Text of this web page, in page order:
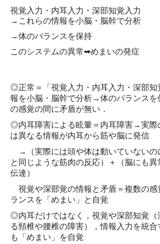
視覚入力・内耳入力・深部知覚入力
→これらの情報を小脳・脳幹で分析
→体のバランスを保持
このシステムの異常➡めまいの発症
◎正常＝「 視覚入力・内耳入力・深部
報を小脳・脳幹で分析→体のバランスを
の感覚の間に矛盾が無い．
◎内耳障害による眩暈＝内耳障害→実際
は異なる情報が内耳から筋や脳に発信
→（実際には頭や体は動いていないの
と同じような筋肉の反応）＋（ 脳にも
伝達）
視覚や深部覚の情報と 矛盾＝複数の
ランスを「めまい」と自覚
◎内耳だけではなく，視覚や深部知覚（
る頸椎や腰椎の障害），情報入力を統
も「めまい」を自覚